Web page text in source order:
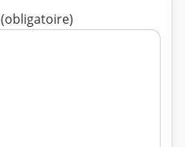
Texte de votre message (obligatoire)